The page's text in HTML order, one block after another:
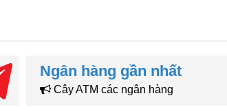
Ngân hàng gần nhất
Cây ATM các ngân hàng